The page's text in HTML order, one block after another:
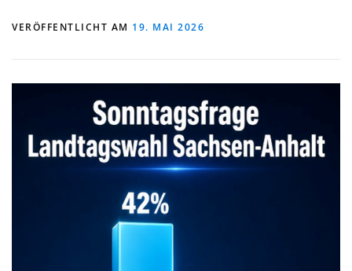
VERÖFFENTLICHT AM 19. MAI 2026